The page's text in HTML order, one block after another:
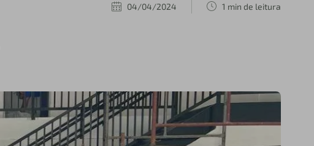
04/04/2024 1 min de leitura